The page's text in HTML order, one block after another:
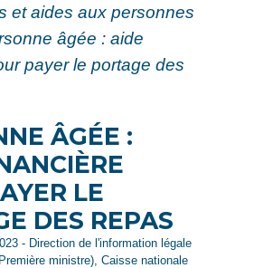
et aides aux personnes
âgée : aide
payer le portage des
ÂGÉE :
LE
DES REPAS
- Direction de l'information légale
ministre), Caisse nationale